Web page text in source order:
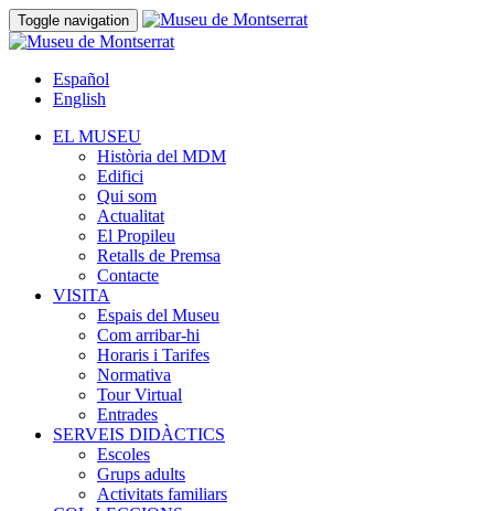
Toggle navigation
Español
English
EL MUSEU
Història del MDM
Edifici
Qui som
Actualitat
El Propileu
Retalls de Premsa
Contacte
VISITA
Espais del Museu
Com arribar-hi
Horaris i Tarifes
Normativa
Tour Virtual
Entrades
SERVEIS DIDÀCTICS
Escoles
Grups adults
Activitats familiars